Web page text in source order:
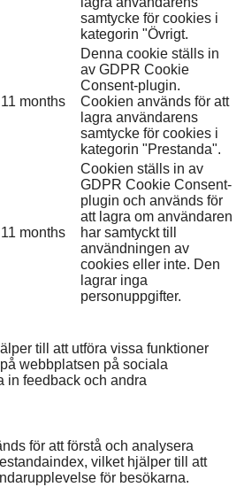
samtycke för cookies i
kategorin "Övrigt.
11 months
Denna cookie ställs in
av GDPR Cookie
Consent-plugin.
Cookien används för att
lagra användarens
samtycke för cookies i
kategorin "Prestanda".
11 months
Cookien ställs in av
GDPR Cookie Consent-
plugin och används för
att lagra om användaren
har samtyckt till
användningen av
cookies eller inte. Den
lagrar inga
personuppgifter.
till att utföra vissa funktioner
webbplatsen på sociala
in feedback och andra
för att förstå och analysera
vilket hjälper till att
för besökarna.